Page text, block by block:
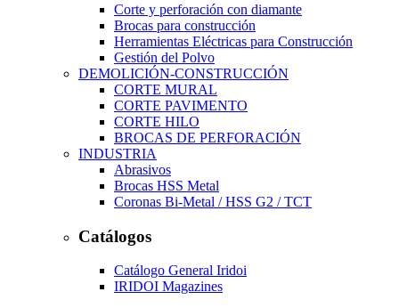
Corte y perforación con diamante
Brocas para construcción
Herramientas Eléctricas para Construcción
Gestión del Polvo
DEMOLICIÓN-CONSTRUCCIÓN
CORTE MURAL
CORTE PAVIMENTO
CORTE HILO
BROCAS DE PERFORACIÓN
INDUSTRIA
Abrasivos
Brocas HSS Metal
Coronas Bi-Metal / HSS G2 / TCT
Catálogos
Catálogo General Iridoi
IRIDOI Magazines